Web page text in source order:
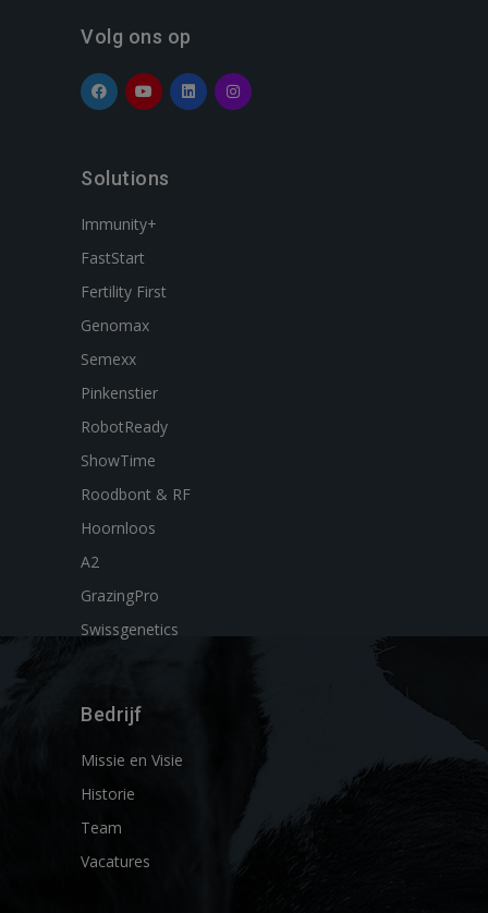
Volg ons op
Solutions
Immunity+
FastStart
Fertility First
Genomax
Semexx
Pinkenstier
RobotReady
ShowTime
Roodbont & RF
Hoornloos
A2
GrazingPro
Swissgenetics
Bedrijf
Missie en Visie
Historie
Team
Vacatures